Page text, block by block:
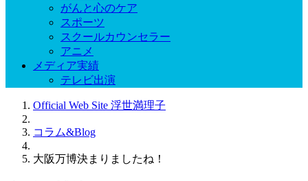
がんと心のケア
スポーツ
スクールカウンセラー
アニメ
メディア実績
テレビ出演
Official Web Site 浮世満理子
コラム&Blog
大阪万博決まりましたね！